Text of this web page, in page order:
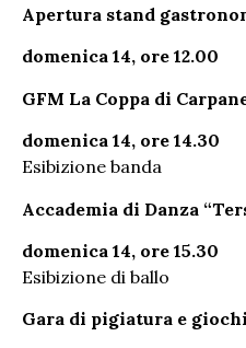
Apertura stand
domenica 14, ore 12.00
GFM La Coppa di
domenica 14, ore 14.30
Esibizione banda
Accademia di Danza
domenica 14, ore 15.30
Esibizione di ballo
Gara di pigiatura e